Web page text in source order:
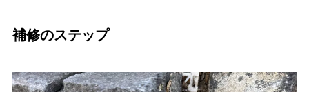
補修のステップ